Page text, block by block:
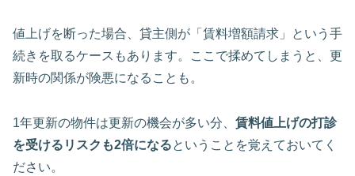
値上げを断った場合、貸主側が「賃料増額請求」という手
続きを取るケースもあります。ここで揉めてしまうと、更
新時の関係が険悪になることも。
1年更新の物件は更新の機会が多い分、 賃料値上げの打診
を受けるリスクも2倍になるということを覚えておいてく
ださい。